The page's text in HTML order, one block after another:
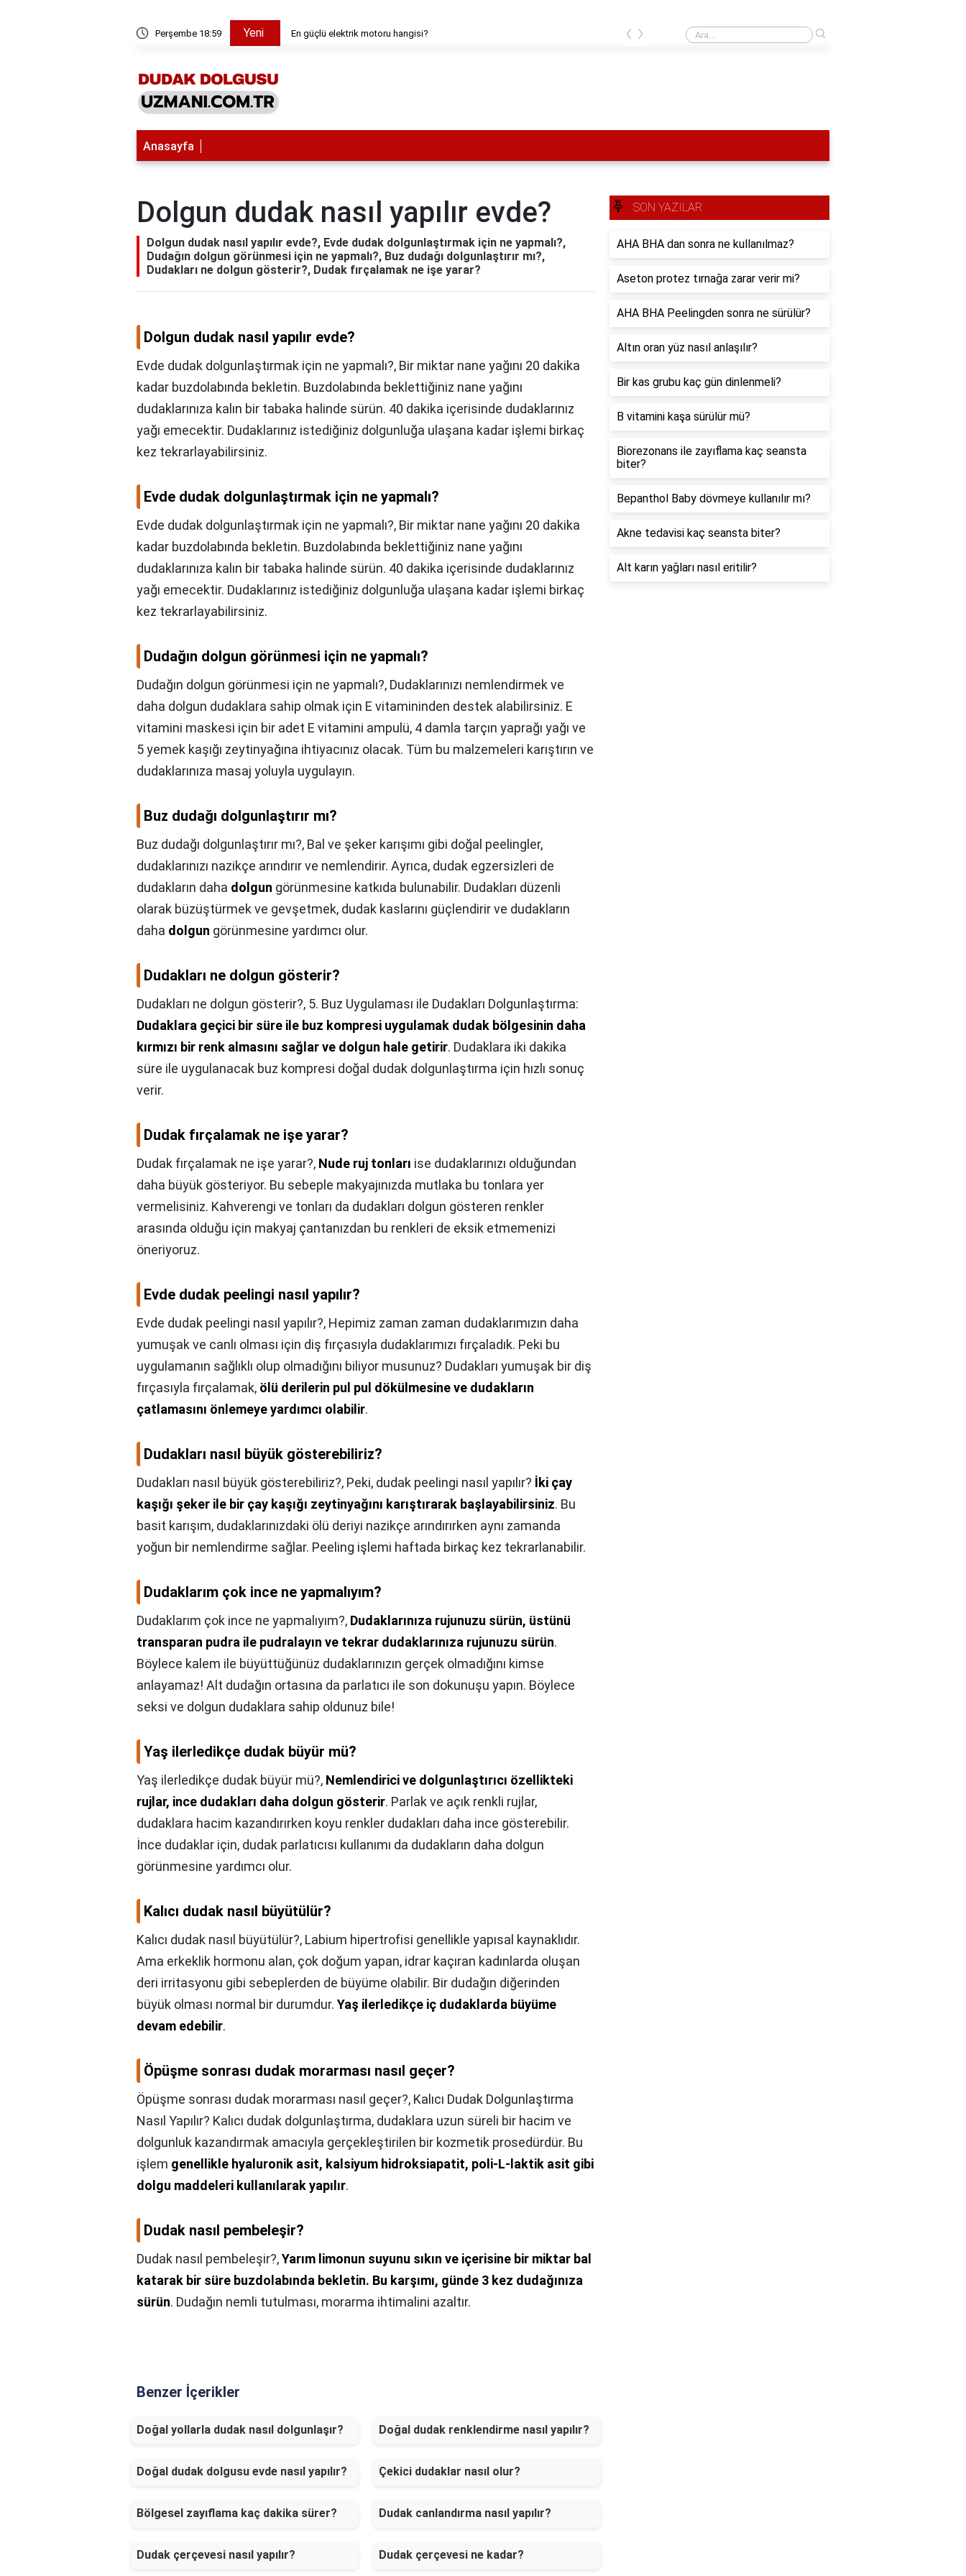
Perşembe 18:59 Yeni En güçlü elektrik motoru hangisi? Ago ve before farkı nedir?
‹ ›
Anasayfa
Dolgun dudak nasıl yapılır evde?
Dolgun dudak nasıl yapılır evde?, Evde dudak dolgunlaştırmak için ne yapmalı?,
Dudağın dolgun görünmesi için ne yapmalı?, Buz dudağı dolgunlaştırır mı?,
Dudakları ne dolgun gösterir?, Dudak fırçalamak ne işe yarar?
Dolgun dudak nasıl yapılır evde?
Evde dudak dolgunlaştırmak için ne yapmalı?, Bir miktar nane yağını 20 dakika
kadar buzdolabında bekletin. Buzdolabında beklettiğiniz nane yağını
dudaklarınıza kalın bir tabaka halinde sürün. 40 dakika içerisinde dudaklarınız
yağı emecektir. Dudaklarınız istediğiniz dolgunluğa ulaşana kadar işlemi birkaç
kez tekrarlayabilirsiniz.
Evde dudak dolgunlaştırmak için ne yapmalı?
Evde dudak dolgunlaştırmak için ne yapmalı?, Bir miktar nane yağını 20 dakika
kadar buzdolabında bekletin. Buzdolabında beklettiğiniz nane yağını
dudaklarınıza kalın bir tabaka halinde sürün. 40 dakika içerisinde dudaklarınız
yağı emecektir. Dudaklarınız istediğiniz dolgunluğa ulaşana kadar işlemi birkaç
kez tekrarlayabilirsiniz.
Dudağın dolgun görünmesi için ne yapmalı?
Dudağın dolgun görünmesi için ne yapmalı?, Dudaklarınızı nemlendirmek ve
daha dolgun dudaklara sahip olmak için E vitamininden destek alabilirsiniz. E
vitamini maskesi için bir adet E vitamini ampulü, 4 damla tarçın yaprağı yağı ve
5 yemek kaşığı zeytinyağına ihtiyacınız olacak. Tüm bu malzemeleri karıştırın ve
dudaklarınıza masaj yoluyla uygulayın.
Buz dudağı dolgunlaştırır mı?
Buz dudağı dolgunlaştırır mı?, Bal ve şeker karışımı gibi doğal peelingler,
dudaklarınızı nazikçe arındırır ve nemlendirir. Ayrıca, dudak egzersizleri de
dudakların daha dolgun görünmesine katkıda bulunabilir. Dudakları düzenli
olarak büzüştürmek ve gevşetmek, dudak kaslarını güçlendirir ve dudakların
daha dolgun görünmesine yardımcı olur.
Dudakları ne dolgun gösterir?
Dudakları ne dolgun gösterir?, 5. Buz Uygulaması ile Dudakları Dolgunlaştırma:
Dudaklara geçici bir süre ile buz kompresi uygulamak dudak bölgesinin daha
kırmızı bir renk almasını sağlar ve dolgun hale getirir. Dudaklara iki dakika
süre ile uygulanacak buz kompresi doğal dudak dolgunlaştırma için hızlı sonuç
verir.
Dudak fırçalamak ne işe yarar?
Dudak fırçalamak ne işe yarar?, Nude ruj tonları ise dudaklarınızı olduğundan
daha büyük gösteriyor. Bu sebeple makyajınızda mutlaka bu tonlara yer
vermelisiniz. Kahverengi ve tonları da dudakları dolgun gösteren renkler
arasında olduğu için makyaj çantanızdan bu renkleri de eksik etmemenizi
öneriyoruz.
Evde dudak peelingi nasıl yapılır?
Evde dudak peelingi nasıl yapılır?, Hepimiz zaman zaman dudaklarımızın daha
yumuşak ve canlı olması için diş fırçasıyla dudaklarımızı fırçaladık. Peki bu
uygulamanın sağlıklı olup olmadığını biliyor musunuz? Dudakları yumuşak bir diş
fırçasıyla fırçalamak, ölü derilerin pul pul dökülmesine ve dudakların
çatlamasını önlemeye yardımcı olabilir.
Dudakları nasıl büyük gösterebiliriz?
Dudakları nasıl büyük gösterebiliriz?, Peki, dudak peelingi nasıl yapılır? İki çay
kaşığı şeker ile bir çay kaşığı zeytinyağını karıştırarak başlayabilirsiniz. Bu
basit karışım, dudaklarınızdaki ölü deriyi nazikçe arındırırken aynı zamanda
yoğun bir nemlendirme sağlar. Peeling işlemi haftada birkaç kez tekrarlanabilir.
Dudaklarım çok ince ne yapmalıyım?
Dudaklarım çok ince ne yapmalıyım?, Dudaklarınıza rujunuzu sürün, üstünü
transparan pudra ile pudralayın ve tekrar dudaklarınıza rujunuzu sürün.
Böylece kalem ile büyüttüğünüz dudaklarınızın gerçek olmadığını kimse
anlayamaz! Alt dudağın ortasına da parlatıcı ile son dokunuşu yapın. Böylece
seksi ve dolgun dudaklara sahip oldunuz bile!
Yaş ilerledikçe dudak büyür mü?
Yaş ilerledikçe dudak büyür mü?, Nemlendirici ve dolgunlaştırıcı özellikteki
rujlar, ince dudakları daha dolgun gösterir. Parlak ve açık renkli rujlar,
dudaklara hacim kazandırırken koyu renkler dudakları daha ince gösterebilir.
İnce dudaklar için, dudak parlatıcısı kullanımı da dudakların daha dolgun
görünmesine yardımcı olur.
Kalıcı dudak nasıl büyütülür?
Kalıcı dudak nasıl büyütülür?, Labium hipertrofisi genellikle yapısal kaynaklıdır.
Ama erkeklik hormonu alan, çok doğum yapan, idrar kaçıran kadınlarda oluşan
deri irritasyonu gibi sebeplerden de büyüme olabilir. Bir dudağın diğerinden
büyük olması normal bir durumdur. Yaş ilerledikçe iç dudaklarda büyüme
devam edebilir.
Öpüşme sonrası dudak morarması nasıl geçer?
Öpüşme sonrası dudak morarması nasıl geçer?, Kalıcı Dudak Dolgunlaştırma
Nasıl Yapılır? Kalıcı dudak dolgunlaştırma, dudaklara uzun süreli bir hacim ve
dolgunluk kazandırmak amacıyla gerçekleştirilen bir kozmetik prosedürdür. Bu
işlem genellikle hyaluronik asit, kalsiyum hidroksiapatit, poli-L-laktik asit gibi
dolgu maddeleri kullanılarak yapılır.
Dudak nasıl pembeleşir?
Dudak nasıl pembeleşir?,Yarım limonun suyunu sıkın ve içerisine bir miktar bal
katarak bir süre buzdolabında bekletin. Bu karşımı, günde 3 kez dudağınıza
sürün. Dudağın nemli tutulması, morarma ihtimalini azaltır.
Benzer İçerikler
Doğal yollarla dudak nasıl dolgunlaşır? Doğal dudak renklendirme nasıl yapılır?
Doğal dudak dolgusu evde nasıl yapılır? Çekici dudaklar nasıl olur?
Bölgesel zayıflama kaç dakika sürer? Dudak canlandırma nasıl yapılır?
Dudak çerçevesi nasıl yapılır? Dudak çerçevesi ne kadar?
SON YAZILAR
AHA BHA dan sonra ne kullanılmaz?
Aseton protez tırnağa zarar verir mi?
AHA BHA Peelingden sonra ne sürülür?
Altın oran yüz nasıl anlaşılır?
Bir kas grubu kaç gün dinlenmeli?
B vitamini kaşa sürülür mü?
Biorezonans ile zayıflama kaç seansta
biter?
Bepanthol Baby dövmeye kullanılır mı?
Akne tedavisi kaç seansta biter?
Alt karın yağları nasıl eritilir?